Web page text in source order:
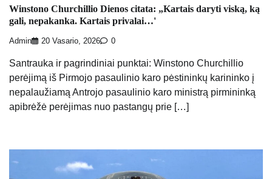
Winstono Churchillio Dienos citata: „Kartais daryti viską, ką
gali, nepakanka. Kartais privalai…'
Admin 20 Vasario, 2026 0
Santrauka ir pagrindiniai punktai: Winstono Churchillio
perėjimą iš Pirmojo pasaulinio karo pėstininkų karininko į
nepalaužiamą Antrojo pasaulinio karo ministrą pirmininką
apibrėžė perėjimas nuo pastangų prie […]